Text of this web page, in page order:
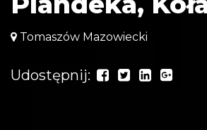
Tomaszów Mazowiecki
Udostępnij: